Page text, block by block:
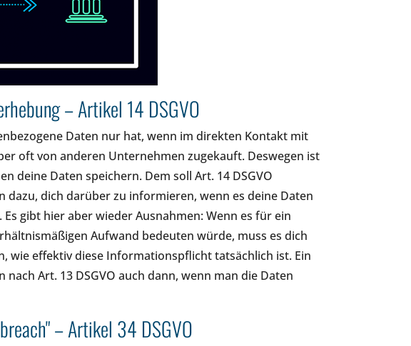
– Artikel 14 DSGVO
Daten nur hat, wenn im direkten Kontakt mit
oft von anderen Unternehmen zugekauft. Deswegen ist
deine Daten speichern. Dem soll Art. 14 DSGVO
dich darüber zu informieren, wenn es deine Daten
gibt hier aber wieder Ausnahmen: Wenn es für ein
Aufwand bedeuten würde, muss es dich
effektiv diese Informationspflicht tatsächlich ist. Ein
Art. 13 DSGVO auch dann, wenn man die Daten
– Artikel 34 DSGVO